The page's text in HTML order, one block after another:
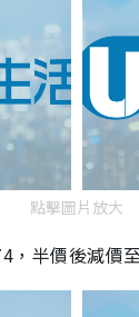
點擊圖片放大
，半價後減價